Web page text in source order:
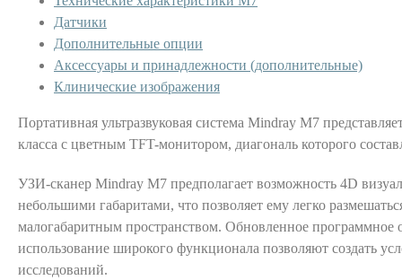
Датчики
Дополнительные опции
Аксессуары и принадлежности (дополнительные)
Клинические изображения
Портативная ультразвуковая система Mindray M7
класса с цветным TFT-монитором, диагональ которого
УЗИ-сканер Mindray M7 предполагает возможность 4D
небольшими габаритами, что позволяет ему легко
малогабаритным пространством. Обновленное программное
использование широкого функционала позволяют создать
исследований.